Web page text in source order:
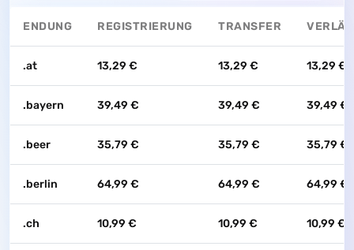
ENDUNG REGISTRIERUNG TRANSFER
.at 13,29 € 13,29 € 13,29 €
.bayern 39,49 € 39,49 € 39,49 €
.beer 35,79 € 35,79 € 35,79 €
.berlin 64,99 € 64,99 € 64,99 €
.ch 10,99 € 10,99 € 10,99 €